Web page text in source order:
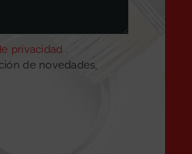
privacidad .
de novedades,